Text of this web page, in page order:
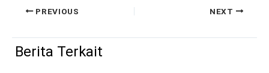
PREVIOUS NEXT
Berita Terkait